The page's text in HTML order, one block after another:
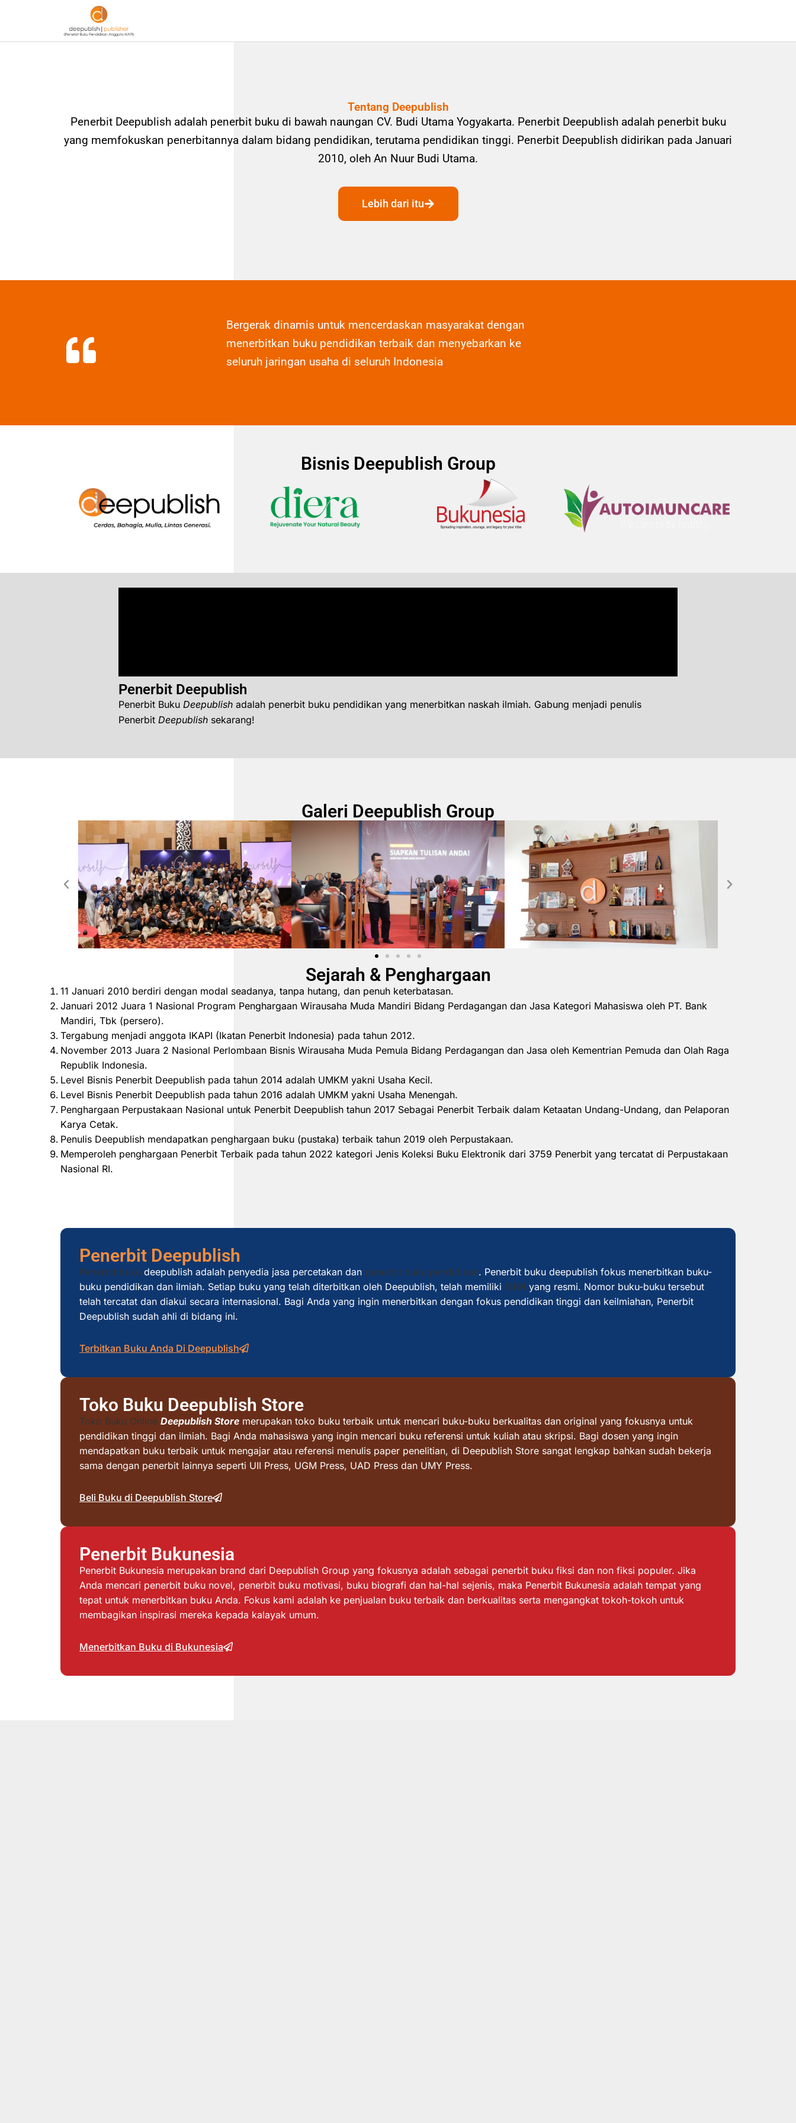
Tentang Deepublish
Penerbit Deepublish adalah penerbit buku di bawah naungan CV. Budi Utama Yogyakarta. Penerbit Deepublish adalah penerbit buku
yang memfokuskan penerbitannya dalam bidang pendidikan, terutama pendidikan tinggi. Penerbit Deepublish didirikan pada Januari
2010, oleh An Nuur Budi Utama.
Lebih dari itu
Bergerak dinamis untuk mencerdaskan masyarakat dengan
menerbitkan buku pendidikan terbaik dan menyebarkan ke
seluruh jaringan usaha di seluruh Indonesia
Bisnis Deepublish Group
Penerbit Deepublish
Penerbit Buku Deepublish adalah penerbit buku pendidikan yang menerbitkan naskah ilmiah. Gabung menjadi penulis
Penerbit Deepublish sekarang!
Galeri Deepublish Group
Sejarah & Penghargaan
11 Januari 2010 berdiri dengan modal seadanya, tanpa hutang, dan penuh keterbatasan.
Januari 2012 Juara 1 Nasional Program Penghargaan Wirausaha Muda Mandiri Bidang Perdagangan dan Jasa Kategori Mahasiswa oleh PT. Bank
Mandiri, Tbk (persero).
Tergabung menjadi anggota IKAPI (Ikatan Penerbit Indonesia) pada tahun 2012.
November 2013 Juara 2 Nasional Perlombaan Bisnis Wirausaha Muda Pemula Bidang Perdagangan dan Jasa oleh Kementrian Pemuda dan Olah Raga
Republik Indonesia.
Level Bisnis Penerbit Deepublish pada tahun 2014 adalah UMKM yakni Usaha Kecil.
Level Bisnis Penerbit Deepublish pada tahun 2016 adalah UMKM yakni Usaha Menengah.
Penghargaan Perpustakaan Nasional untuk Penerbit Deepublish tahun 2017 Sebagai Penerbit Terbaik dalam Ketaatan Undang-Undang, dan Pelaporan
Karya Cetak.
Penulis Deepublish mendapatkan penghargaan buku (pustaka) terbaik tahun 2019 oleh Perpustakaan.
Memperoleh penghargaan Penerbit Terbaik pada tahun 2022 kategori Jenis Koleksi Buku Elektronik dari 3759 Penerbit yang tercatat di Perpustakaan
Nasional RI.
Penerbit Deepublish
Penerbit buku deepublish adalah penyedia jasa percetakan dan penerbit buku pendidikan. Penerbit buku deepublish fokus menerbitkan buku-
buku pendidikan dan ilmiah. Setiap buku yang telah diterbitkan oleh Deepublish, telah memiliki ISBN yang resmi. Nomor buku-buku tersebut
telah tercatat dan diakui secara internasional. Bagi Anda yang ingin menerbitkan dengan fokus pendidikan tinggi dan keilmiahan, Penerbit
Deepublish sudah ahli di bidang ini.
Terbitkan Buku Anda Di Deepublish
Toko Buku Deepublish Store
Toko Buku Online Deepublish Store merupakan toko buku terbaik untuk mencari buku-buku berkualitas dan original yang fokusnya untuk
pendidikan tinggi dan ilmiah. Bagi Anda mahasiswa yang ingin mencari buku referensi untuk kuliah atau skripsi. Bagi dosen yang ingin
mendapatkan buku terbaik untuk mengajar atau referensi menulis paper penelitian, di Deepublish Store sangat lengkap bahkan sudah bekerja
sama dengan penerbit lainnya seperti UII Press, UGM Press, UAD Press dan UMY Press.
Beli Buku di Deepublish Store
Penerbit Bukunesia
Penerbit Bukunesia merupakan brand dari Deepublish Group yang fokusnya adalah sebagai penerbit buku fiksi dan non fiksi populer. Jika
Anda mencari penerbit buku novel, penerbit buku motivasi, buku biografi dan hal-hal sejenis, maka Penerbit Bukunesia adalah tempat yang
tepat untuk menerbitkan buku Anda. Fokus kami adalah ke penjualan buku terbaik dan berkualitas serta mengangkat tokoh-tokoh untuk
membagikan inspirasi mereka kepada kalayak umum.
Menerbitkan Buku di Bukunesia